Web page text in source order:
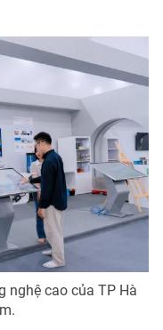
không có sự chấp
khi phát hành lại
nghệ cao của TP Hà